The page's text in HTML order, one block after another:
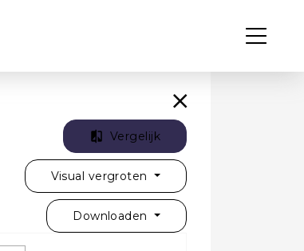
Vergelijk
Visual vergroten
Downloaden